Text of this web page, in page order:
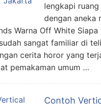
lengkapi
dengan aneka
Warna Off White
sangat familiar di
cerita horor yang
pemakaman umum …
Contoh